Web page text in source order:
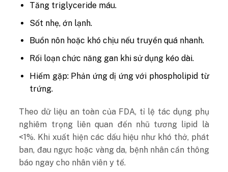
Tăng triglyceride máu.
Sốt nhẹ, ớn lạnh.
Buồn nôn hoặc khó chịu nếu truyền quá nhanh.
Rối loạn chức năng gan khi sử dụng kéo dài.
Hiếm gặp: Phản ứng dị ứng với phospholipid từ
trứng.
Theo dữ liệu an toàn của FDA, tỉ lệ tác dụng phụ
nghiêm trọng liên quan đến nhũ tương lipid là
<1%. Khi xuất hiện các dấu hiệu như khó thở, phát
ban, đau ngực hoặc vàng da, bệnh nhân cần thông
báo ngay cho nhân viên y tế.